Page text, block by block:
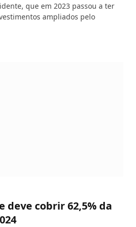
que em 2023 passou a ter
ampliados pelo
deve cobrir 62,5% da